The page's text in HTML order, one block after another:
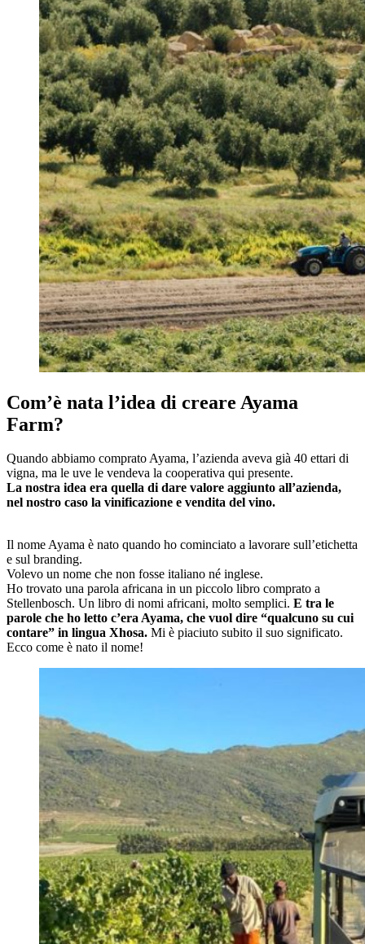
Com’è nata l’idea di creare Ayama
Farm?
Quando abbiamo comprato Ayama, l’azienda aveva già 40 ettari di
vigna, ma le uve le vendeva la cooperativa qui presente.
La nostra idea era quella di dare valore aggiunto all’azienda,
nel nostro caso la vinificazione e vendita del vino.
Il nome Ayama è nato quando ho cominciato a lavorare sull’etichetta
e sul branding.
Volevo un nome che non fosse italiano né inglese.
Ho trovato una parola africana in un piccolo libro comprato a
Stellenbosch. Un libro di nomi africani, molto semplici. E tra le
parole che ho letto c’era Ayama, che vuol dire “qualcuno su cui
contare” in lingua Xhosa. Mi è piaciuto subito il suo significato.
Ecco come è nato il nome!